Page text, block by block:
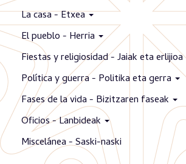
La casa - Etxea
El pueblo - Herria
Fiestas y religiosidad - Jaiak eta erlijioa
Política y guerra - Politika eta gerra
Fases de la vida - Bizitzaren faseak
Oficios - Lanbideak
Miscelánea - Saski-naski